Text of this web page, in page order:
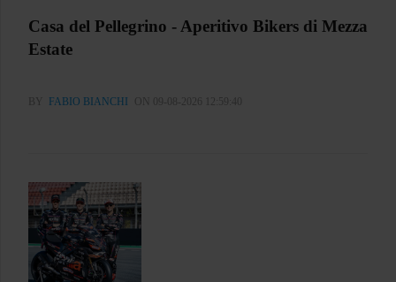
Casa del Pellegrino - Aperitivo Bikers di Mezza
Estate
BY FABIO BIANCHI ON 09-08-2026 12:59:40